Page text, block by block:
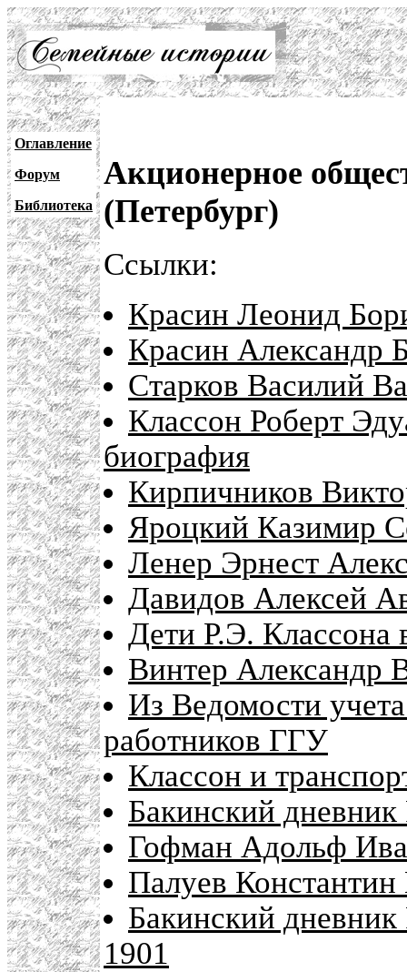
Оглавление
Форум
Библиотека
Акционерное
(Петербург)
Ссылки:
Красин Леонид
Красин Александр
Старков Василий
Классон Роберт
биография
Кирпичников
Яроцкий Казимир
Ленер Эрнест
Давидов Алексей
Дети Р.Э. Классона
Винтер Александр
Из Ведомости
работников ГГУ
Классон и
Бакинский
Гофман Адольф
Палуев
Бакинский
1901